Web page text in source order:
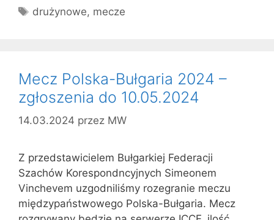
Tagi
drużynowe, mecze
Mecz Polska-Bułgaria 2024 –
zgłoszenia do 10.05.2024
14.03.2024 przez MW
Z przedstawicielem Bułgarkiej Federacji
Szachów Korespondncyjnych Simeonem
Vinchevem uzgodniliśmy rozegranie meczu
międzypaństwowego Polska-Bułgaria. Mecz